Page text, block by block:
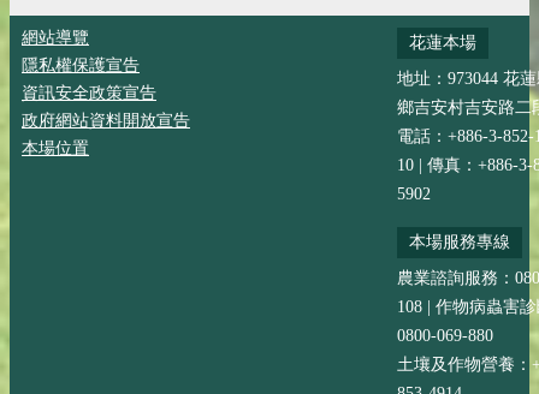
網站導覽
隱私權保護宣告
資訊安全政策宣告
政府網站資料開放宣告
本場位置
花蓮本場
地址：973044 花
鄉吉安村吉安路二
電話：+886-3-852-
10 | 傳真：+886-3-
5902
本場服務專線
農業諮詢服務：
108 | 作物病蟲害
0800-069-880
土壤及作物營養：